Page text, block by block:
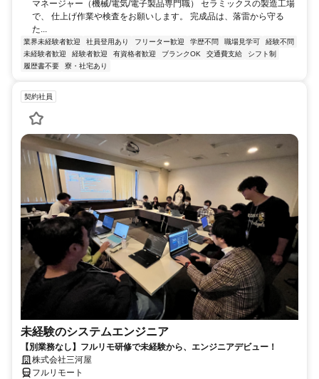
マネージャー（機械/電気/電子製品専門職） セラミックスの製造工場
で、 仕上げ作業や検査をお願いします。 完成品は、落雷から守る
た...
業界未経験者歓迎 社員登用あり フリーター歓迎 学歴不問 職場見学可
経験不問
未経験者歓迎
経験者歓迎 有資格者歓迎 ブランクOK 交通費支給
シフト制
履歴書不要
寮・社宅あり
契約社員
未経験のシステムエンジニア
【別業務なし】フルリモ研修で未経験から、エンジニアデビュー！
株式会社三河屋
フルリモート